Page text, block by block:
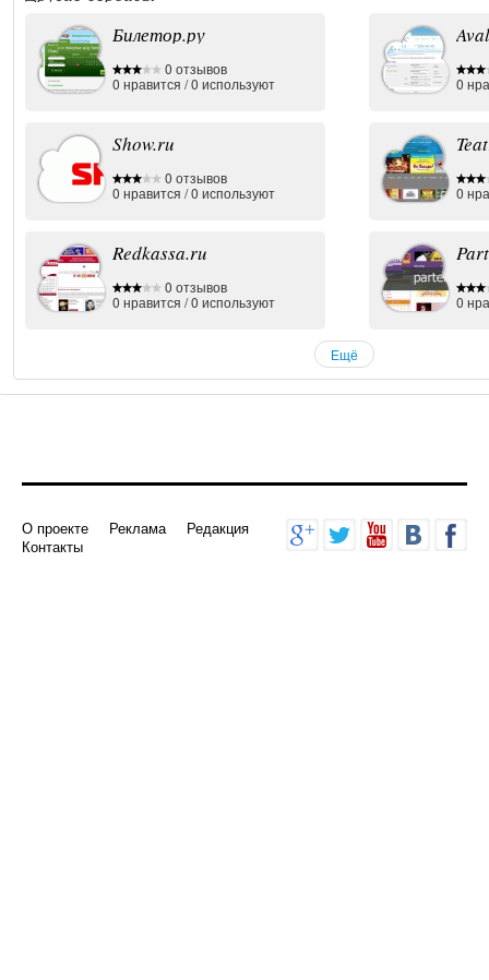
Билетор.ру
0 отзывов
0 нравится /0 используют
Show.ru
0 отзывов
0 нравится /0 используют
Redkassa.ru
0 отзывов
0 нравится /0 используют
0
0
0
Ещё
О проекте Реклама
Редакция
Контакты